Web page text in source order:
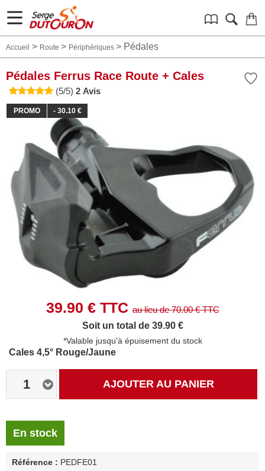
Accueil > Route > Périphériques > Pédales
Pédales Ferrus Race Route + Cales
(5/5) 2 Avis
PROMO - 30.10 €
39.90 € TTCau lieu de70.00€ TTC
Soit un total de 39.90 €
*Valable jusqu'à épuisement du stock
Cales 4,5° Rouge/Jaune
1 AJOUTER AU PANIER
En stock
Référence : PEDFE01